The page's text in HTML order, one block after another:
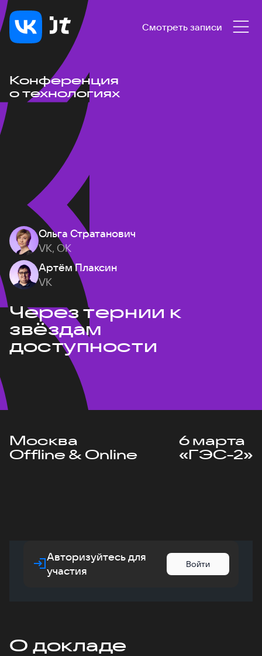
Смотреть записи
Конференция
о технологиях
Ольга Стратанович
VK, ОК
Артём Плаксин
VK
Через тернии к
звёздам
доступности
Москва
Offline & Online
6 марта
«ГЭС-2»
Авторизуйтесь для
участия
Войти
О докладе